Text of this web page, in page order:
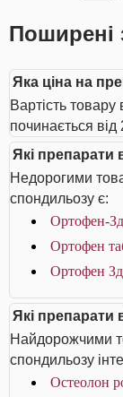
Поширені
Яка ціна на
Вартість
починається від
Які препарати
Недорогими
спондильозу є:
Ортофен-
Ортофен
Ортофен
Які препарати
Найдорожчими
спондильозу
Остеолон